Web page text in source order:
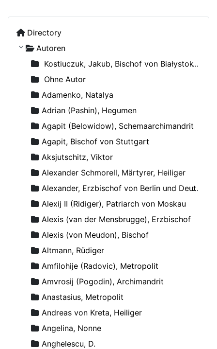
Directory
Autoren
Kostiuczuk, Jakub, Bischof von Białystok und Gdańsk
Ohne Autor
Adamenko, Natalya
Adrian (Pashin), Hegumen
Agapit (Belowidow), Schemaarchimandrit
Agapit, Bischof von Stuttgart
Aksjutschitz, Viktor
Alexander Schmorell, Märtyrer, Heiliger
Alexander, Erzbischof von Berlin und Deutschland
Alexij II (Ridiger), Patriarch von Moskau
Alexis (van der Mensbrugge), Erzbischof
Alexis (von Meudon), Bischof
Altmann, Rüdiger
Amfilohije (Radovic), Metropolit
Amvrosij (Pogodin), Archimandrit
Anastasius, Metropolit
Andreas von Kreta, Heiliger
Angelina, Nonne
Anghelescu, D.